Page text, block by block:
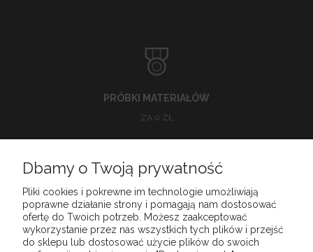
PRÓBKI MATERIAŁÓW
ZA 0 ZŁ
O NAS
POMOC
Dbamy o Twoją prywatność
Pliki cookies i pokrewne im technologie umożliwiają
poprawne działanie strony i pomagają nam dostosować
ofertę do Twoich potrzeb. Możesz zaakceptować
wykorzystanie przez nas wszystkich tych plików i przejść
do sklepu lub dostosować użycie plików do swoich